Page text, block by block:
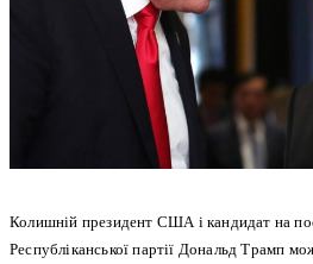
Колишній президент США і кандидат на
Республіканської партії Дональд Трамп